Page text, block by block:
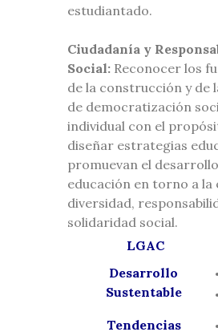
estudiantado.
Ciudadanía y
Social: Reconocer los
de la construcción y de
de democratización
individual con el
diseñar estrategias
promuevan el
educación en torno a la
diversidad,
solidaridad social.
LGAC
Desarrollo
Sustentable
Tendencias